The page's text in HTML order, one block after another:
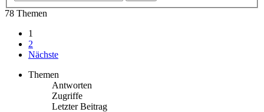
78 Themen
1
2
Nächste
Themen
Antworten
Zugriffe
Letzter Beitrag